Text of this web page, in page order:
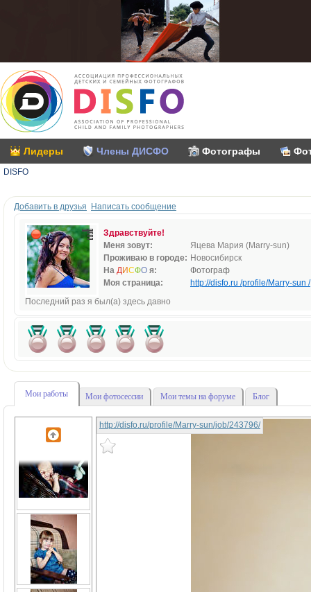
Лидеры Члены ДИСФО Фотографы
DISFO
Добавить в друзья Написать сообщение
Здравствуйте!
Меня зовут:
Яцева Мария (Marry-sun)
Проживаю в городе: Новосибирск
На ДИСФО я:
Фотограф
Моя страница:
http://disfo.ru /profile/Marry-sun /
Последний раз я был(а) здесь давно
Мои работы Мои фотосессии Мои темы на форуме Блог
http://disfo.ru/profile/Marry-sun/job/243796/